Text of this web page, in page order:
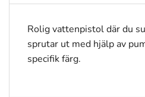
Rolig vattenpistol där du
sprutar ut med hjälp av
specifik färg.